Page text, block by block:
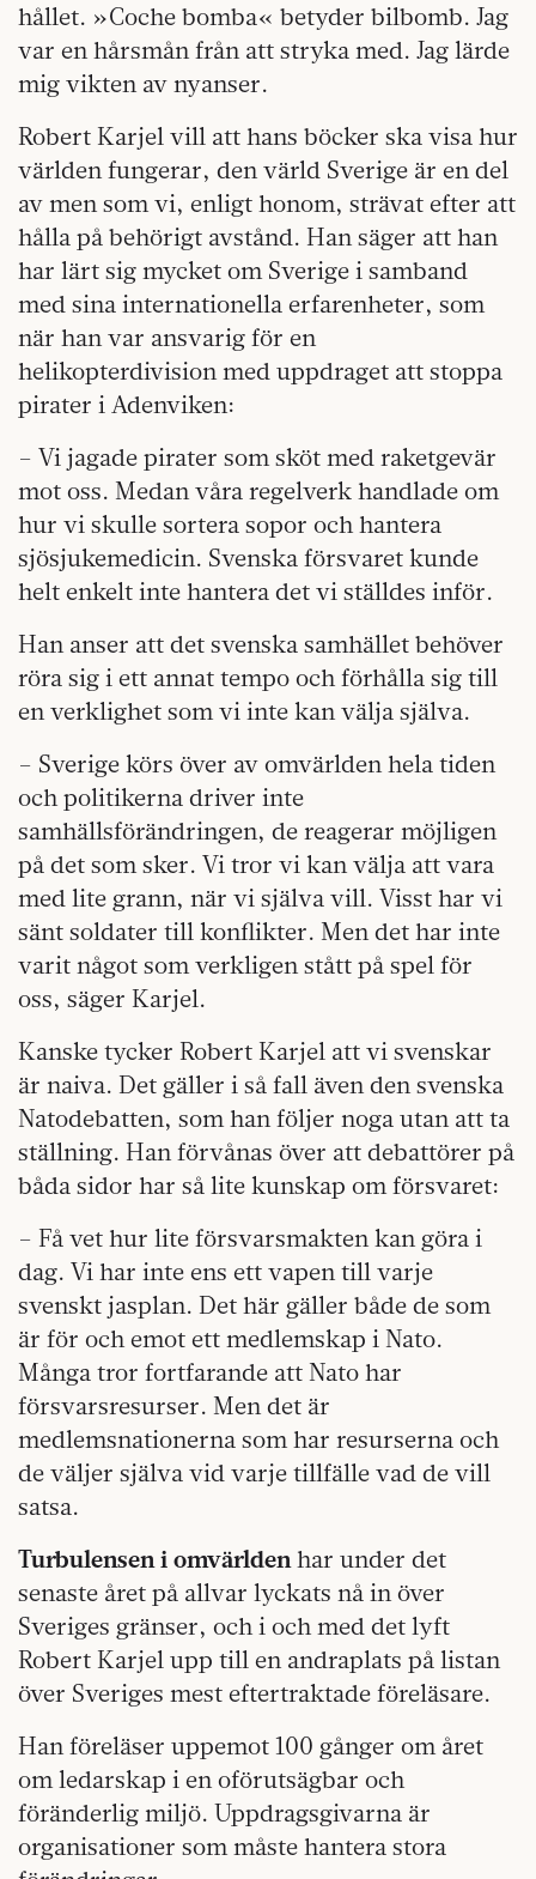
hållet. »Coche bomba« betyder bilbomb. Jag
var en hårsmån från att stryka med. Jag lärde
mig vikten av nyanser.
Robert Karjel vill att hans böcker ska visa hur
världen fungerar, den värld Sverige är en del
av men som vi, enligt honom, strävat efter att
hålla på behörigt avstånd. Han säger att han
har lärt sig mycket om Sverige i samband
med sina internationella erfarenheter, som
när han var ansvarig för en
helikopterdivision med uppdraget att stoppa
pirater i Adenviken:
– Vi jagade pirater som sköt med raketgevär
mot oss. Medan våra regelverk handlade om
hur vi skulle sortera sopor och hantera
sjösjukemedicin. Svenska försvaret kunde
helt enkelt inte hantera det vi ställdes inför.
Han anser att det svenska samhället behöver
röra sig i ett annat tempo och förhålla sig till
en verklighet som vi inte kan välja själva.
– Sverige körs över av omvärlden hela tiden
och politikerna driver inte
samhällsförändringen, de reagerar möjligen
på det som sker. Vi tror vi kan välja att vara
med lite grann, när vi själva vill. Visst har vi
sänt soldater till konflikter. Men det har inte
varit något som verkligen stått på spel för
oss, säger Karjel.
Kanske tycker Robert Karjel att vi svenskar
är naiva. Det gäller i så fall även den svenska
Natodebatten, som han följer noga utan att ta
ställning. Han förvånas över att debattörer på
båda sidor har så lite kunskap om försvaret:
– Få vet hur lite försvarsmakten kan göra i
dag. Vi har inte ens ett vapen till varje
svenskt jasplan. Det här gäller både de som
är för och emot ett medlemskap i Nato.
Många tror fortfarande att Nato har
försvarsresurser. Men det är
medlemsnationerna som har resurserna och
de väljer själva vid varje tillfälle vad de vill
satsa.
Turbulensen i omvärldenhar under det
senaste året på allvar lyckats nå in över
Sveriges gränser, och i och med det lyft
Robert Karjel upp till en andraplats på listan
över Sveriges mest eftertraktade föreläsare.
Han föreläser uppemot 100 gånger om året
om ledarskap i en oförutsägbar och
föränderlig miljö. Uppdragsgivarna är
organisationer som måste hantera stora